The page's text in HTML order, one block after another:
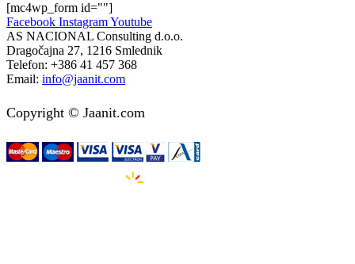
[mc4wp_form id=""]
Facebook InstagramYoutube
AS NACIONAL Consulting d.o.o.
Dragočajna 27, 1216 Smlednik
Telefon: +386 41 457 368
Email: info@jaanit.com
Copyright © Jaanit.com